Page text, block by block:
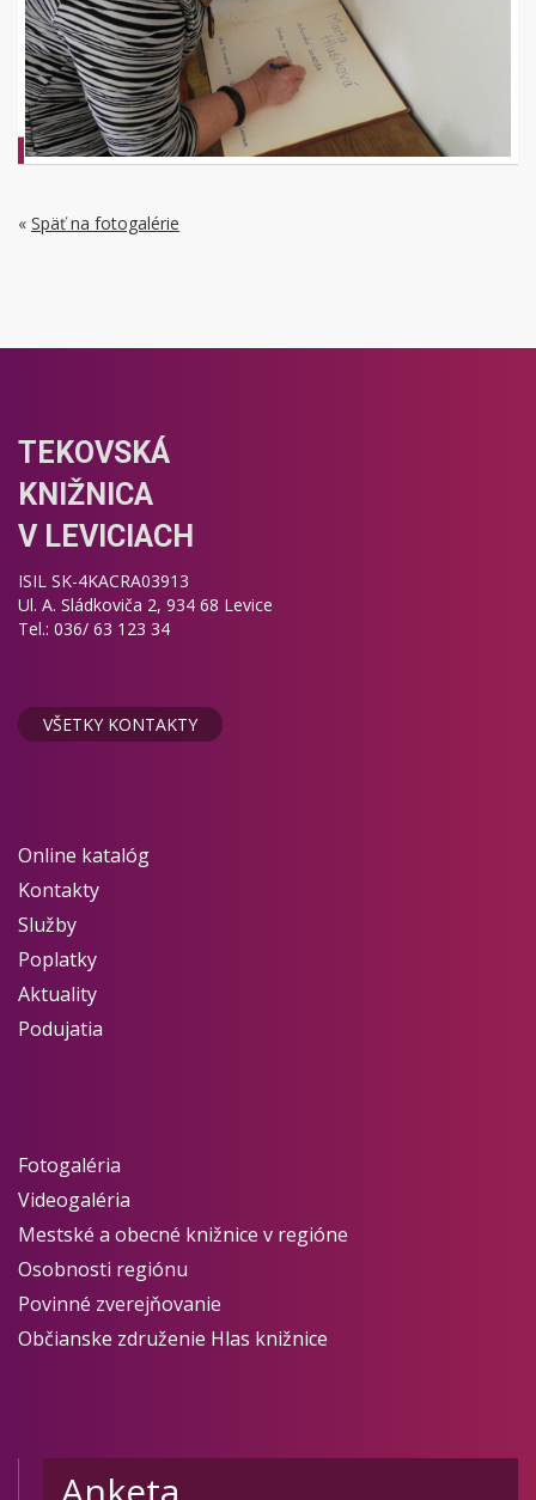
« Späť na fotogalérie
TEKOVSKÁ
KNIŽNICA
V LEVICIACH
ISIL SK-4KACRA03913
Ul. A. Sládkoviča 2, 934 68 Levice
Tel.: 036/ 63 123 34
VŠETKY KONTAKTY
Online katalóg
Kontakty
Služby
Poplatky
Aktuality
Podujatia
Fotogaléria
Videogaléria
Mestské a obecné knižnice v regióne
Osobnosti regiónu
Povinné zverejňovanie
Občianske združenie Hlas knižnice